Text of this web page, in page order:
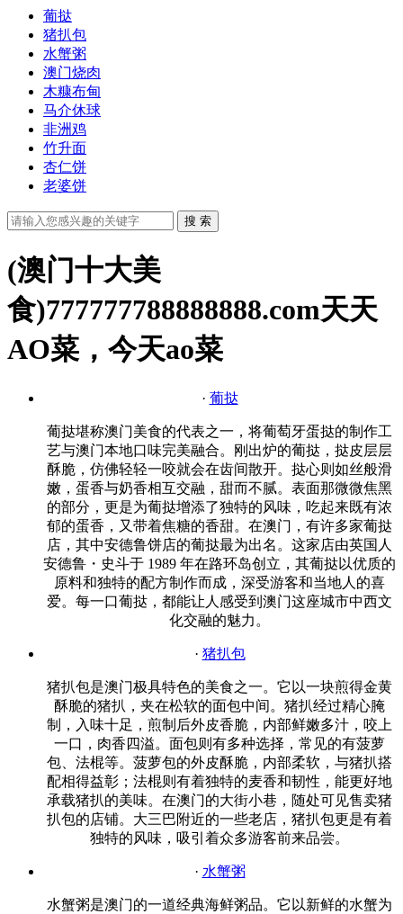
葡挞
猪扒包
水蟹粥
澳门烧肉
木糠布甸
马介休球
非洲鸡
竹升面
杏仁饼
老婆饼
(澳门十大美
食)777777788888888.com天天
AO菜，今天ao菜
· 葡挞
葡挞堪称澳门美食的代表之一，将葡萄牙蛋挞的制作工
艺与澳门本地口味完美融合。刚出炉的葡挞，挞皮层层
酥脆，仿佛轻轻一咬就会在齿间散开。挞心则如丝般滑
嫩，蛋香与奶香相互交融，甜而不腻。表面那微微焦黑
的部分，更是为葡挞增添了独特的风味，吃起来既有浓
郁的蛋香，又带着焦糖的香甜。在澳门，有许多家葡挞
店，其中安德鲁饼店的葡挞最为出名。这家店由英国人
安德鲁・史斗于 1989 年在路环岛创立，其葡挞以优质的
原料和独特的配方制作而成，深受游客和当地人的喜
爱。每一口葡挞，都能让人感受到澳门这座城市中西文
化交融的魅力。
· 猪扒包
猪扒包是澳门极具特色的美食之一。它以一块煎得金黄
酥脆的猪扒，夹在松软的面包中间。猪扒经过精心腌
制，入味十足，煎制后外皮香脆，内部鲜嫩多汁，咬上
一口，肉香四溢。面包则有多种选择，常见的有菠萝
包、法棍等。菠萝包的外皮酥脆，内部柔软，与猪扒搭
配相得益彰；法棍则有着独特的麦香和韧性，能更好地
承载猪扒的美味。在澳门的大街小巷，随处可见售卖猪
扒包的店铺。大三巴附近的一些老店，猪扒包更是有着
独特的风味，吸引着众多游客前来品尝。
· 水蟹粥
水蟹粥是澳门的一道经典海鲜粥品。它以新鲜的水蟹为